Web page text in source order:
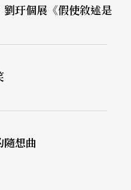
起自己的世界觀。
結露的仿車窗所框起
與它的來源。轉過鑲
是道具般的人造布
見的雪中枯枝，為白
之隅。可移動的造景
的木架基底而成，上
劉玗個展《假使敘述是
隨想曲